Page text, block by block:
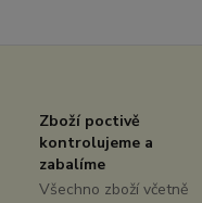
Zboží poctivě
kontrolujeme a
zabalíme
Všechno zboží včetně